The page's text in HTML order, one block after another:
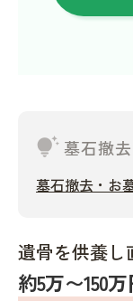
tips_and_updates墓石撤
墓石撤去・お
遺骨を供養し
約5万〜150